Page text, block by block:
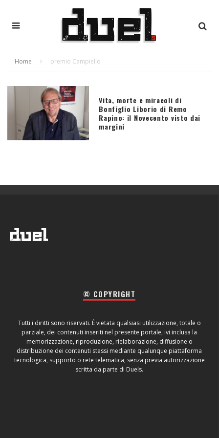
Home premio Campiello
Vita, morte e miracoli di
Bonfiglio Liborio di Remo
Rapino: il Novecento visto dai
margini
© COPYRIGHT
Tutti i diritti sono riservati. È vietata qualsiasi utilizzazione, totale o
parziale, dei contenuti inseriti nel presente portale, ivi inclusa la
memorizzazione, riproduzione, rielaborazione, diffusione o
distribuzione dei contenuti stessi mediante qualunque piattaforma
tecnologica, supporto o rete telematica, senza previa autorizzazione
scritta da parte di Duels.